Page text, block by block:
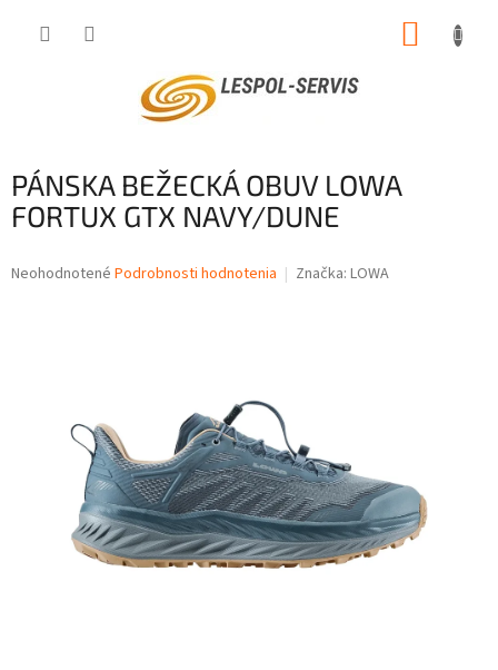
PÁNSKA BEŽECKÁ OBUV LOWA
FORTUX GTX NAVY/DUNE
Priemerné
hviezdičiek.
Neohodnotené Podrobnosti hodnotenia Značka: LOWA